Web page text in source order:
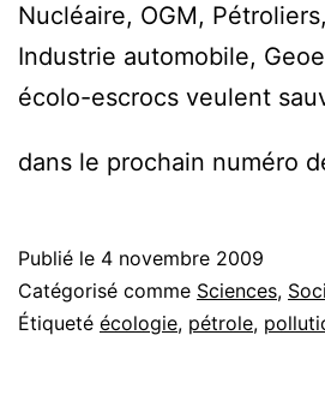
Nucléaire, OGM,
Industrie automobile,
écolo-escrocs veulent
dans le prochain numéro
Publié le 4 novembre 2009
Catégorisé comme Sciences,
Étiqueté écologie, pétrole,